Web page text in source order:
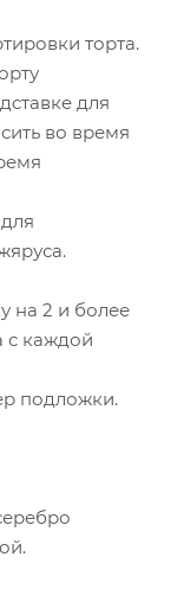
торта.
для
во время
на 2 и более
с каждой
подложки.